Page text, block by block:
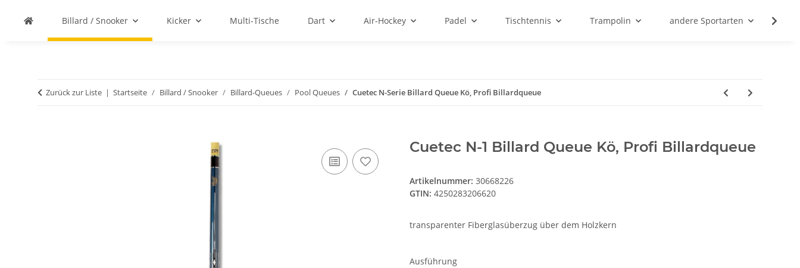
Billard / Snooker Kicker Multi-Tische Dart Air-Hockey Padel Tischtennis Trampolin andere Sportarten
Zurück zur Liste Startseite Billard / Snooker Billard-Queues Pool Queues Cuetec N-Serie Billard Queue Kö, Profi Billardqueue
Cuetec N-1 Billard Queue Kö, Profi Billardqueue
Artikelnummer: 30668226
GTIN: 4250283206620
transparenter Fiberglasüberzug über dem Holzkern
Ausführung